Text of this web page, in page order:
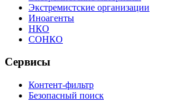
Экстремистские организации
Иноагенты
НКО
СОНКО
Сервисы
Контент-фильтр
Безопасный поиск